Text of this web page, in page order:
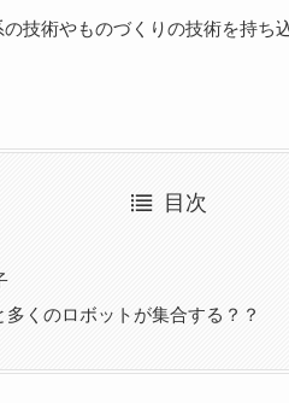
技術やものづくりの技術を持ち
目次
くのロボットが集合する？？